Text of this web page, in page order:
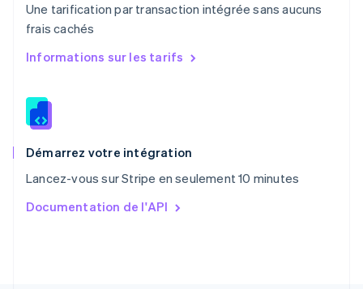
Une tarification par transaction intégrée sans aucuns
frais cachés
Informations sur les tarifs
Démarrez votre intégration
Lancez-vous sur Stripe en seulement 10 minutes
Documentation de l'API
PortuguêsEnglish
R.A.S. de Hong Kong, Chine
English
Roumanie
Royaume-Uni
English
English简体中文
English